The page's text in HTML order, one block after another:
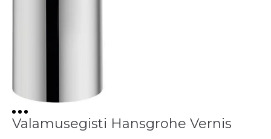
Valamusegisti Hansgrohe Vernis